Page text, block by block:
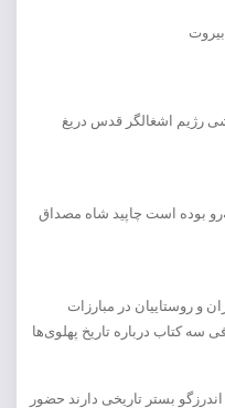
رژیم اشغالگر قدس دریغ
بوده است چاپید شاه مصداق
و روستاییان در مبارزات
سه کتاب درباره تاریخ پهلوی‌ها
بستر تاریخی دارند حضور